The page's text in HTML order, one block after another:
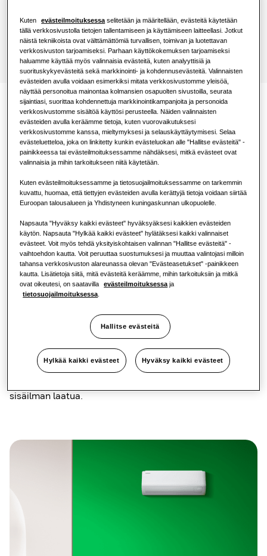
Ravintola
Toimisto
Kestävyys
One Samsung
Löydä asentaja
Dokumentaatio
Vaatimustenmukaisuusvakuutus
Download
Yksinkertainen muotoilu,
helppo ylläpitää
Luzon S2 on ihanteellinen ilmastointilaite käyttäjille,
jotka haluavat jäähdyttää pienempää tilaa tehokkaasti.
Laitteen hillitty muotoilu auttaa sitä sulautumaan
helposti käyttäjien sisätiloihin. Luzon S2 -laitteessa on
Easy Filter Plus¹³ -suodatin, joka sijaitsee laitteen päällä
ja on helppo puhdistaa. Tämä suodatin myös ottaa kiinni
sisäilman laatua.
Kuten evästeilmoituksessa selitetään ja määritellään, evästeitä käytetään
tällä verkkosivustolla tietojen tallentamiseen ja käyttämiseen laitteellasi. Jotkut
näistä tekniikoista ovat välttämättömiä turvallisen, toimivan ja luotettavan
verkkosivuston tarjoamiseksi. Parhaan käyttökokemuksen tarjoamiseksi
haluamme käyttää myös valinnaisia evästeitä, kuten analyyttisiä ja
suorituskykyevästeitä sekä markkinointi- ja kohdennusevästeitä. Valinnaisten
evästeiden avulla voidaan esimerkiksi mitata verkkosivustomme yleisöä,
näyttää personoitua mainontaa kolmansien osapuolten sivustoilla, seurata
sijaintiasi, suorittaa kohdennettuja markkinointikampanjoita ja personoida
verkkosivustomme sisältöä käyttösi perusteella. Näiden valinnaisten
evästeiden avulla keräämme tietoja, kuten vuorovaikutuksesi
verkkosivustomme kanssa, mieltymyksesi ja selauskäyttäytymisesi. Selaa
evästeluetteloa, joka on linkitetty kunkin evästeluokan alle "Hallitse evästeitä" -
painikkeessa tai evästeilmoituksessamme nähdäksesi, mitkä evästeet ovat
valinnaisia ja mihin tarkoitukseen niitä käytetään.
Kuten evästeilmoituksessamme ja tietosuojailmoituksessamme on tarkemmin
kuvattu, huomaa, että tiettyjen evästeiden avulla kerättyjä tietoja voidaan siirtää
Euroopan talousalueen ja Yhdistyneen kuningaskunnan ulkopuolelle.
Napsauta "Hyväksy kaikki evästeet" hyväksyäksesi kaikkien evästeiden
käytön. Napsauta "Hylkää kaikki evästeet" hylätäksesi kaikki valinnaiset
evästeet. Voit myös tehdä yksityiskohtaisen valinnan "Hallitse evästeitä" -
vaihtoehdon kautta. Voit peruuttaa suostumuksesi ja muuttaa valintojasi milloin
tahansa verkkosivuston alareunassa olevan "Evästeasetukset" -painikkeen
kautta. Lisätietoja siitä, mitä evästeitä keräämme, mihin tarkoituksiin ja mitkä
ovat oikeutesi, on saatavilla
evästeilmoituksessa ja
tietosuojailmoituksessa
Hallitse evästeitä
Hylkää kaikki evästeet Hyväksy kaikki evästeet